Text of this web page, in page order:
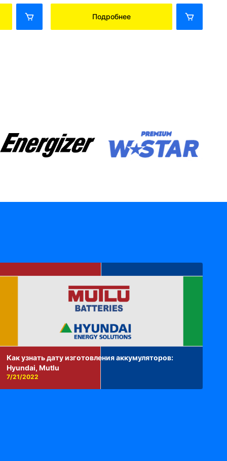
Подробнее
Как узнать дату изготовления аккумуляторов:
Hyundai, Mutlu
7/21/2022